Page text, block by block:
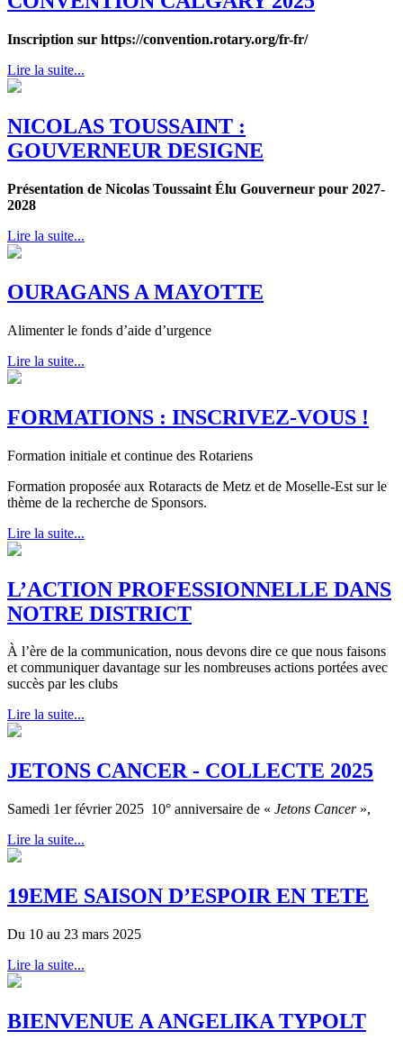
Inscription sur https://convention.rotary.org/fr-fr/
Lire la suite...
NICOLAS TOUSSAINT :
GOUVERNEUR DESIGNE
Présentation de Nicolas Toussaint Élu Gouverneur pour 2027-
2028
Lire la suite...
OURAGANS A MAYOTTE
Alimenter le fonds d’aide d’urgence
Lire la suite...
FORMATIONS : INSCRIVEZ-VOUS !
Formation initiale et continue des Rotariens
Formation proposée aux Rotaracts de Metz et de Moselle-Est sur le
thème de la recherche de Sponsors.
Lire la suite...
L’ACTION PROFESSIONNELLE DANS
NOTRE DISTRICT
À l’ère de la communication, nous devons dire ce que nous faisons
et communiquer davantage sur les nombreuses actions portées avec
succès par les clubs
Lire la suite...
JETONS CANCER - COLLECTE 2025
Samedi 1er février 2025 10° anniversaire de « Jetons Cancer »,
Lire la suite...
19EME SAISON D’ESPOIR EN TETE
Du 10 au 23 mars 2025
Lire la suite...
BIENVENUE A ANGELIKA TYPOLT